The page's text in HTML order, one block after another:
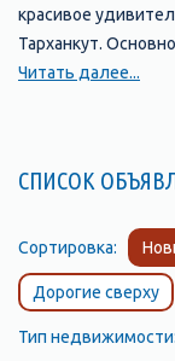
красивое
Тарханкут.
экологическая
изумительно
морской воды в
естественным
соленое озеро
которого
сочетать отдых с
Читать далее...
СПИСОК
Сортировка:
Дорогие сверху
Тип